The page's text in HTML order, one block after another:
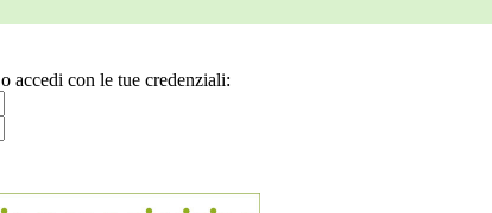
o accedi con le tue credenziali: